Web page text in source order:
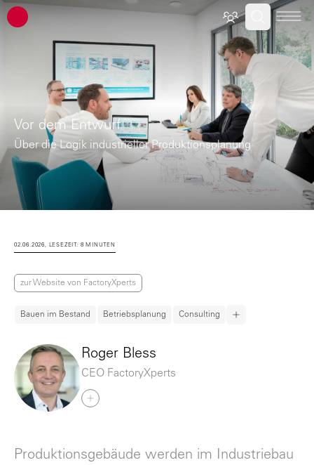
ATP Architekten Ingenieure
Vor dem Entwurf
Über die Logik industrieller Produktionsplanung
02.06.2026, LESEZEIT: 8 MINUTEN
zur Website von FactoryXperts
Bauen im Bestand Betriebsplanung Consulting
Roger Bless
CEO FactoryXperts
Produktionsgebäude werden im Industriebau